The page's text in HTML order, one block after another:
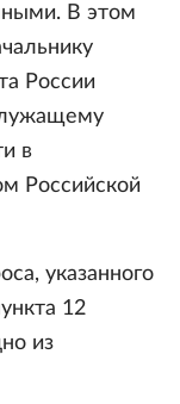
В этом
России
в
Российской
указанного
12
из